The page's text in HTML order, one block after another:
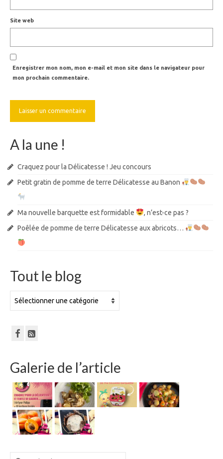
Site web
Enregistrer mon nom, mon e-mail et mon site dans le navigateur pour
mon prochain commentaire.
A la une !
Craquez pour la Délicatesse ! Jeu concours
Petit gratin de pomme de terre Délicatesse au Banon
Ma nouvelle barquette est formidable
, n’est-ce pas ?
Poêlée de pomme de terre Délicatesse aux abricots…
Tout le blog
le
Galerie de l’article
Rechercher